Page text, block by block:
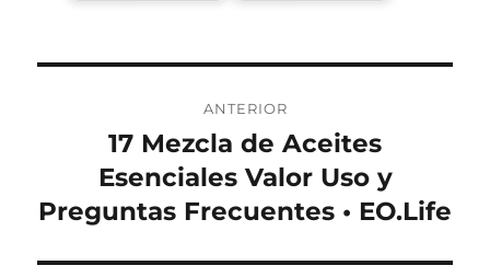
entradas
ANTERIOR
anterior:
17 Mezcla de Aceites
Esenciales Valor Uso y
Preguntas Frecuentes • EO.Life